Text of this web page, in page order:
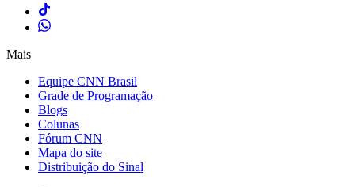
Mais
Equipe CNN Brasil
Grade de Programação
Blogs
Colunas
Fórum CNN
Mapa do site
Distribuição do Sinal